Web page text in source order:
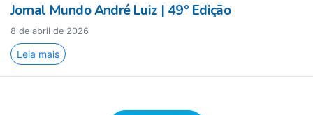
Jornal Mundo André Luiz | 49º Edição
8 de abril de 2026
Leia mais